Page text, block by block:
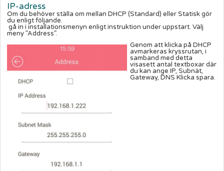
IP-adress
Om du behöver ställa om mellan DHCP (Standard) eller Statisk gör
du enligt följande.
gå in i installationsmenyn enligt instruktion under uppstart. Välj
meny ”Address”.
Genom att klicka på DHCP
avmarkeras kryssrutan, i
samband med detta
visasett antal textboxar där
du kan ange IP, Subnät,
Gateway, DNS Klicka spara.